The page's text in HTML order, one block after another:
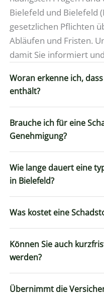
Bielefeld und Bielefeld
gesetzlichen Pflichten
Abläufen und Fristen.
damit Sie informiert
Woran erkenne ich,
enthält?
Brauche ich für eine
Genehmigung?
Wie lange dauert eine
in Bielefeld?
Was kostet eine
Können Sie auch
werden?
Übernimmt die